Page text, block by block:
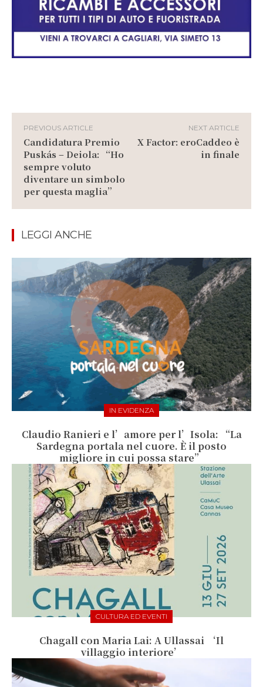
PREVIOUS ARTICLE
Candidatura Premio
Puskás – Deiola: “Ho
sempre voluto
diventare un simbolo
per questa maglia”
NEXT ARTICLE
X Factor: eroCaddeo è
in finale
LEGGI ANCHE
IN EVIDENZA
Claudio Ranieri e l’amore per l’Isola: “La
Sardegna portala nel cuore. È il posto
migliore in cui possa stare”
CULTURA ED EVENTI
Chagall con Maria Lai: A Ullassai ‘Il
villaggio interiore’